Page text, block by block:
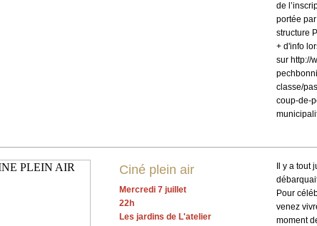
de
portée
structure
+ d'info
sur http://
classe/
coup-de-
Ciné plein air
Mercredi 7 juillet
22h
Les jardins de L'atelier
Il y a tout
Pour
venez
moment